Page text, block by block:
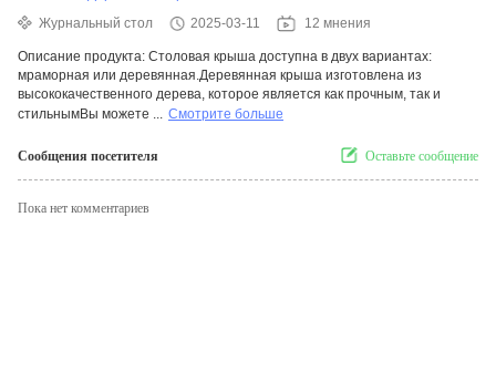
Журнальный стол
2025-03-11 12 мнения
Описание продукта: Столовая крыша доступна в двух вариантах:
мраморная или деревянная.Деревянная крыша изготовлена из
высококачественного дерева, которое является как прочным, так и
стильнымВы можете ... Смотрите больше
Сообщения посетителя Оставьте сообщение
Пока нет комментариев